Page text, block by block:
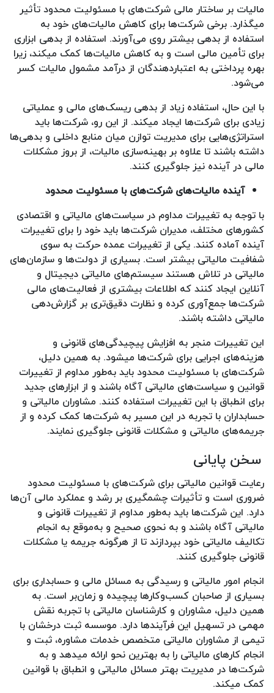
مالیات بر ساختار مالی شرکت‌های با مسئولیت محدود تأثیر
میگذارد. برخی شرکت‌ها برای کاهش مالیات‌های خود به
استفاده از بدهی بیشتر روی می‌آورند. استفاده از بدهی ابزاری
برای تأمین مالی است و به کاهش مالیات‌ها کمک میکند، زیرا
بهره پرداختی به اعتباردهندگان از درآمد مشمول مالیات کسر
می‌شود.
با این حال، استفاده زیاد از بدهی ریسک‌های مالی و عملیاتی
زیادی برای شرکت‌ها ایجاد میکند. از این رو، شرکت‌ها باید
استراتژی‌هایی برای مدیریت توازن میان منابع داخلی و بدهی‌ها
داشته باشند تا علاوه بر بهینه‌سازی مالیات، از بروز مشکلات
مالی در آینده نیز جلوگیری کنند.
آینده مالیات‌های شرکت‌های با مسئولیت محدود
با توجه به تغییرات مداوم در سیاست‌های مالیاتی و اقتصادی
کشورهای مختلف، مدیران شرکت‌ها باید خود را برای تغییرات
آینده آماده کنند. یکی از تغییرات عمده‌ حرکت به سوی
شفافیت مالیاتی بیشتر است. بسیاری از دولت‌ها و سازمان‌های
مالیاتی در تلاش هستند سیستم‌های مالیاتی دیجیتال و
آنلاین ایجاد کنند که اطلاعات بیشتری از فعالیت‌های مالی
شرکت‌ها جمع‌آوری کرده و نظارت دقیق‌تری بر گزارش‌دهی
مالیاتی داشته باشند.
این تغییرات منجر به افزایش پیچیدگی‌های قانونی و
هزینه‌های اجرایی برای شرکت‌ها میشود. به همین دلیل،
شرکت‌های با مسئولیت محدود باید به‌طور مداوم از تغییرات
قوانین و سیاست‌های مالیاتی آگاه باشند و از ابزارهای جدید
برای انطباق با این تغییرات استفاده کنند. مشاوران مالیاتی و
حسابداران با تجربه در این مسیر به شرکت‌ها کمک کرده و از
جریمه‌های مالیاتی و مشکلات قانونی جلوگیری نمایند.
سخن پایانی
رعایت قوانین مالیاتی برای شرکت‌های با مسئولیت محدود
ضروری است و تأثیرات چشمگیری بر رشد و عملکرد مالی آن‌ها
دارد. این شرکت‌ها باید به‌طور مداوم از تغییرات قانونی و
مالیاتی آگاه باشند و به نحوی صحیح و به‌موقع به انجام
تکالیف مالیاتی خود بپردازند تا از هرگونه جریمه یا مشکلات
قانونی جلوگیری کنند.
انجام امور مالیاتی و رسیدگی به مسائل مالی و حسابداری برای
بسیاری از صاحبان کسب‌وکارها پیچیده و زمان‌بر است. به
همین دلیل، مشاوران و کارشناسان مالیاتی با تجربه نقش
مهمی در تسهیل این فرآیندها دارد. موسسه ثبت درخشان با
تیمی از مشاوران مالیاتی متخصص خدمات مشاوره، ثبت و
انجام کارهای مالیاتی را به بهترین نحو ارائه میدهد و به
شرکت‌ها در مدیریت بهتر مسائل مالیاتی و انطباق با قوانین
کمک میکند.